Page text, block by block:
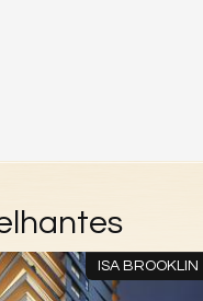
ISA BROOKLIN